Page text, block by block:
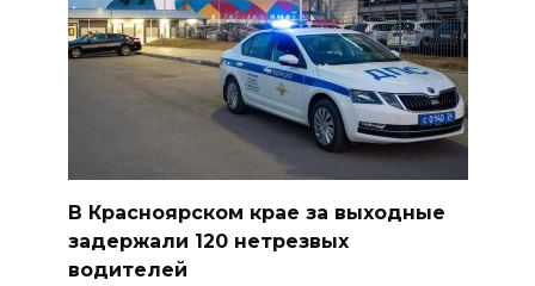
В Красноярском крае за выходные
задержали 120 нетрезвых
водителей